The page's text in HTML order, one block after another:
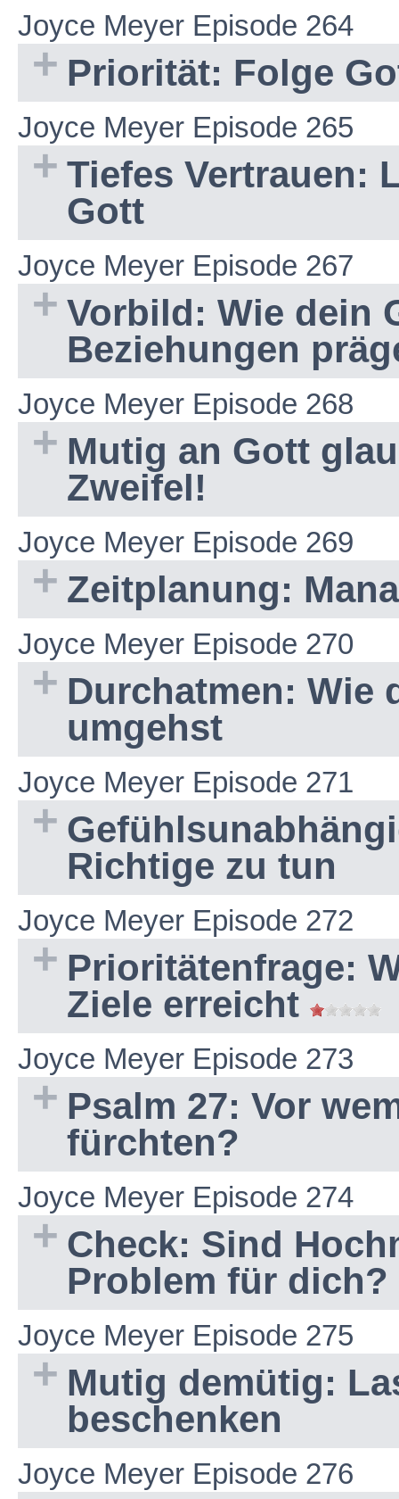
Joyce Meyer Episode 264
Priorität: Folge
Joyce Meyer Episode 265
Tiefes Vertrauen:
Gott
Joyce Meyer Episode 267
Vorbild: Wie dein
Beziehungen
Joyce Meyer Episode 268
Mutig an Gott
Zweifel!
Joyce Meyer Episode 269
Zeitplanung:
Joyce Meyer Episode 270
Durchatmen: Wie
umgehst
Joyce Meyer Episode 271
Richtige zu tun
Joyce Meyer Episode 272
Prioritätenfrage:
Ziele erreicht
Joyce Meyer Episode 273
Psalm 27: Vor
fürchten?
Joyce Meyer Episode 274
Check: Sind
Problem für dich?
Joyce Meyer Episode 275
Mutig demütig:
beschenken
Joyce Meyer Episode 276